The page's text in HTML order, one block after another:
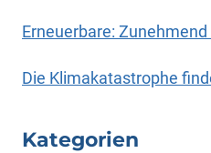
Erneuerbare:
Die Klimakatastrophe
Kategorien